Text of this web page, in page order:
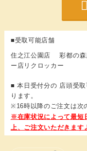
■受取可能店舗
住之江公園店 彩都の
ー店リクロッカー
■ 本日受付分の 店頭受
ります。
※16時以降のご注文は次